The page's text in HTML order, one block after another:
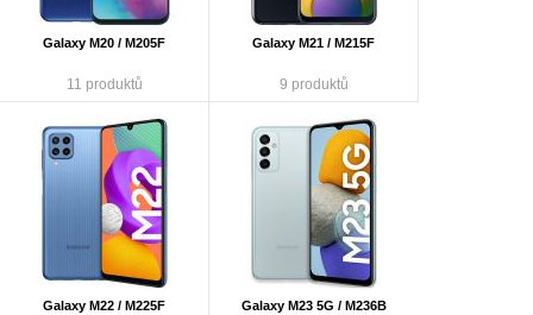
Galaxy M20 / M205F
11 produktů
Galaxy M21 / M215F
9 produktů
Galaxy M22 / M225F Galaxy M23 5G / M236B